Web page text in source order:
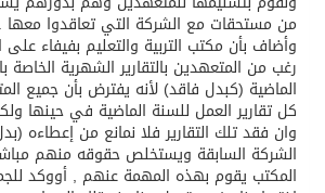
من مستحقات مع الشركة التي تعاقدوا معها .
وأضاف بأن مكتب التربية والتعليم بفيفاء
رغب من المتعهدين بالتقارير الشهرية الخاصة
الماضية (كبدل فاقد) لأنه يفترض بأن جميع
كل تقارير العمل للسنة الماضية في حينها
وان فقد تلك التقارير فلا نمانع من إعطاءه
الشركة السابقة ويستخلص حقوقه منهم
المكتب يقوم بهذه المهمة عنهم , أووكد